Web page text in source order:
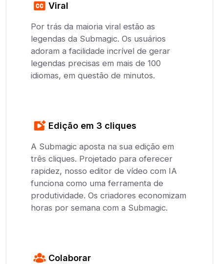
Viral
Por trás da maioria viral estão as
legendas da Submagic. Os usuários
adoram a facilidade incrível de gerar
legendas precisas em mais de 100
idiomas, em questão de minutos.
Edição em 3 cliques
A Submagic aposta na sua edição em
três cliques. Projetado para oferecer
rapidez, nosso editor de vídeo com IA
funciona como uma ferramenta de
produtividade. Os criadores economizam
horas por semana com a Submagic.
Colaborar